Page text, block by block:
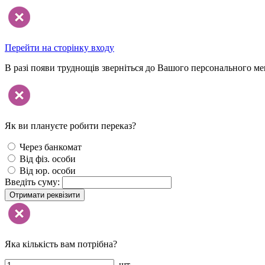
Перейти на сторінку входу
В разі появи труднощів зверніться до Вашого персонального
Як ви плануєте робити переказ?
Через банкомат
Від фіз. особи
Від юр. особи
Введіть суму:
Отримати реквізити
Яка кількість вам потрібна?